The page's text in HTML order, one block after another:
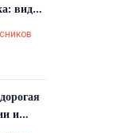
виды,
и